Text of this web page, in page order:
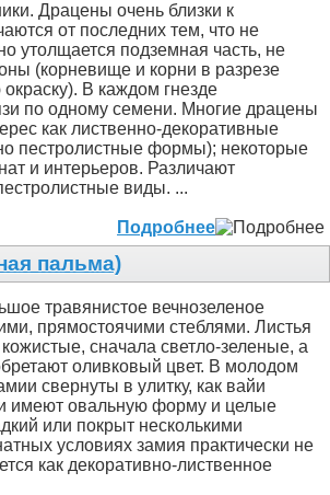
Драцены очень близки к
от последних тем, что не
утолщается подземная часть, не
(корневище и корни в разрезе
В каждом гнезде
по одному семени. Многие драцены
как лиственно-декоративные
пестролистные формы); некоторые
и интерьеров. Различают
виды. ...
Подробнее
пальма)
травянистое вечнозеленое
прямостоячими стеблями. Листья
сначала светло-зеленые, а
оливковый цвет. В молодом
свернуты в улитку, как вайи
имеют овальную форму и целые
или покрыт несколькими
условиях замия практически не
как декоративно-лиственное